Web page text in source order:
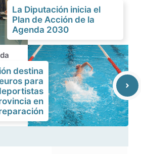
La Diputación inicia el
Plan de Acción de la
Agenda 2030
destina
para
en